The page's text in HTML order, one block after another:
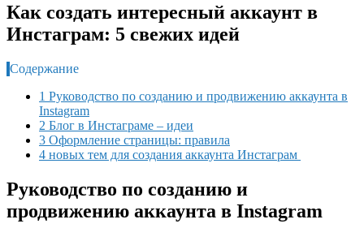
Как создать интересный аккаунт в
Инстаграм: 5 свежих идей
Содержание
1 Руководство по созданию и продвижению аккаунта в
Instagram
2 Блог в Инстаграме – идеи
3 Оформление страницы: правила
4 новых тем для создания аккаунта Инстаграм
Руководство по созданию и
продвижению аккаунта в Instagram